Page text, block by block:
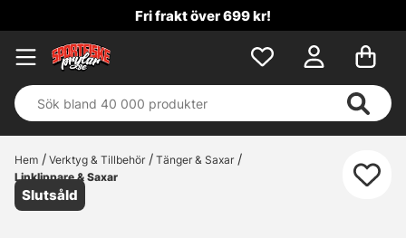
Fri frakt över 699 kr!
Hem Verktyg & Tillbehör
Tänger & Saxar
Linklippare & Saxar
Slutsåld